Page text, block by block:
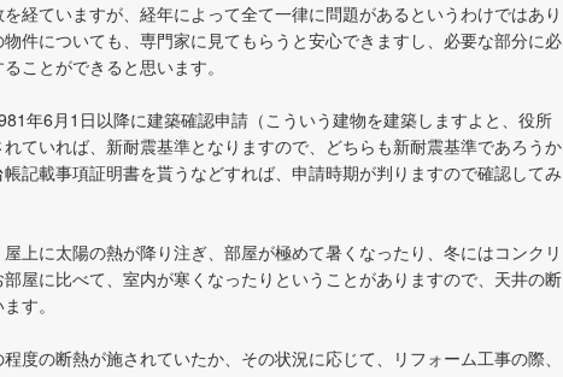
経ていますが、経年によって全て一律に問題があるというわけではあり
件についても、専門家に見てもらうと安心できますし、必要な部分に必
ことができると思います。
年6月1日以降に建築確認申請（こういう建物を建築しますよと、役所
ていれば、新耐震基準となりますので、どちらも新耐震基準であろうか
記載事項証明書を貰うなどすれば、申請時期が判りますので確認してみ
上に太陽の熱が降り注ぎ、部屋が極めて暑くなったり、冬にはコンクリ
屋に比べて、室内が寒くなったりということがありますので、天井の断
す。
度の断熱が施されていたか、その状況に応じて、リフォーム工事の際、